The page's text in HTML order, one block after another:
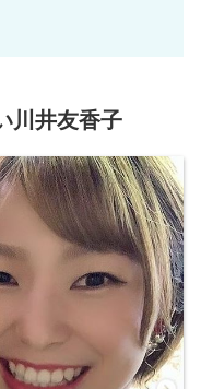
川井友香子